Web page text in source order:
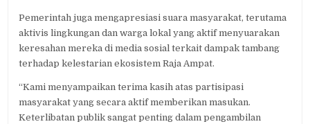
Pemerintah juga mengapresiasi suara masyarakat, terutama
aktivis lingkungan dan warga lokal yang aktif menyuarakan
keresahan mereka di media sosial terkait dampak tambang
terhadap kelestarian ekosistem Raja Ampat.
“Kami menyampaikan terima kasih atas partisipasi
masyarakat yang secara aktif memberikan masukan.
Keterlibatan publik sangat penting dalam pengambilan